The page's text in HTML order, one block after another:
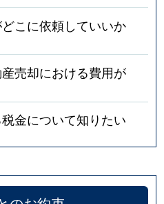
こに依頼していいか
売却における費用が
金について知りたい